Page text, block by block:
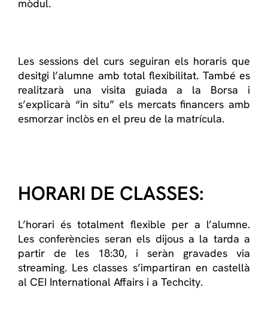
mòdul.
Les sessions del curs seguiran els horaris que
desitgi l’alumne amb total flexibilitat. També es
realitzarà una
visita guiada a la Borsa
i
s’explicarà “in situ” els mercats financers amb
esmorzar inclòs en el preu de la matrícula.
HORARI DE CLASSES:
L’horari és totalment flexible per a l’alumne.
Les conferències seran els dijous a la tarda a
partir de
les 18:30, i seràn gravades via
streaming. Les classes s’impartiran en castellà
al CEI International Affairs i a Techcity.